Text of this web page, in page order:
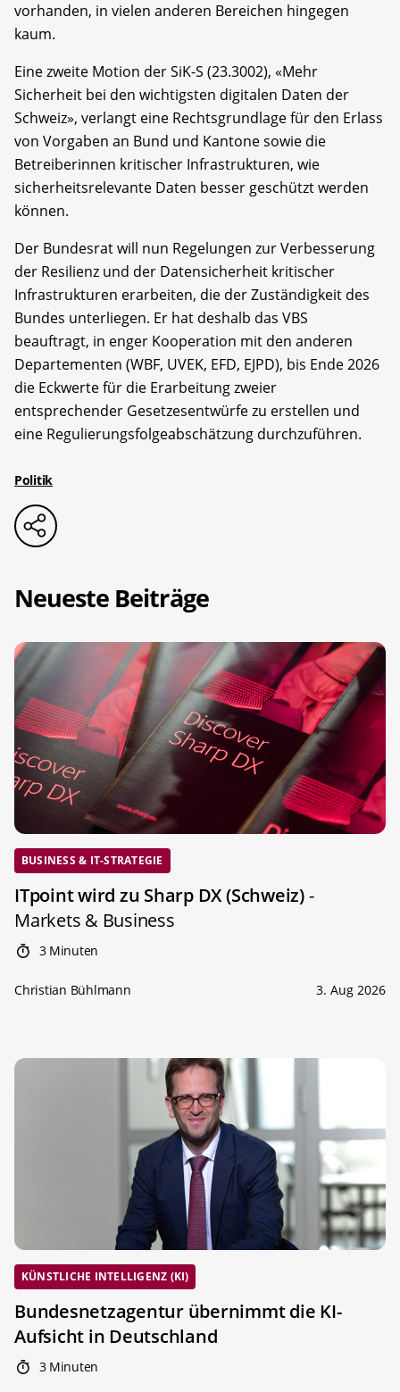
vorhanden, in vielen anderen Bereichen hingegen
kaum.
Eine zweite Motion der SiK-S (23.3002), «Mehr
Sicherheit bei den wichtigsten digitalen Daten der
Schweiz», verlangt eine Rechtsgrundlage für den Erlass
von Vorgaben an Bund und Kantone sowie die
Betreiberinnen kritischer Infrastrukturen, wie
sicherheitsrelevante Daten besser geschützt werden
können.
Der Bundesrat will nun Regelungen zur Verbesserung
der Resilienz und der Datensicherheit kritischer
Infrastrukturen erarbeiten, die der Zuständigkeit des
Bundes unterliegen. Er hat deshalb das VBS
beauftragt, in enger Kooperation mit den anderen
Departementen (WBF, UVEK, EFD, EJPD), bis Ende 2026
die Eckwerte für die Erarbeitung zweier
entsprechender Gesetzesentwürfe zu erstellen und
eine Regulierungsfolgeabschätzung durchzuführen.
Politik
Neueste Beiträge
BUSINESS & IT-STRATEGIE
ITpoint wird zu Sharp DX (Schweiz)-
Markets & Business
3 Minuten
Christian Bühlmann 3. Aug 2026
KÜNSTLICHE INTELLIGENZ (KI)
Bundesnetzagentur übernimmt die KI-
Aufsicht in Deutschland
3 Minuten